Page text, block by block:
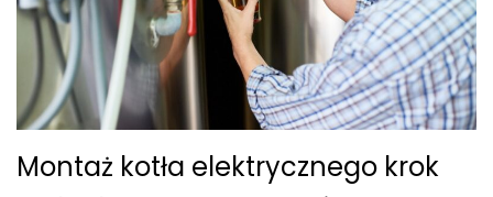
Montaż kotła elektrycznego krok